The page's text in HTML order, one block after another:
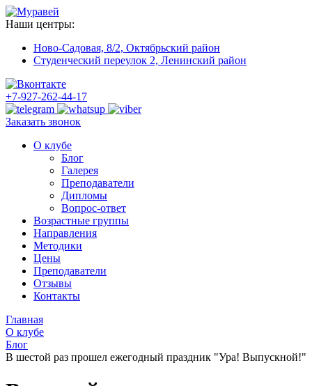
Наши центры:
Ново-Садовая, 8/2, Октябрьский район
Студенческий переулок 2, Ленинский район
+7-927-262-44-17
Заказать звонок
О клубе
Блог
Галерея
Преподаватели
Дипломы
Вопрос-ответ
Возрастные группы
Направления
Методики
Цены
Преподаватели
Отзывы
Контакты
Главная
О клубе
Блог
В шестой раз прошел ежегодный праздник "Ура! Выпускной!"